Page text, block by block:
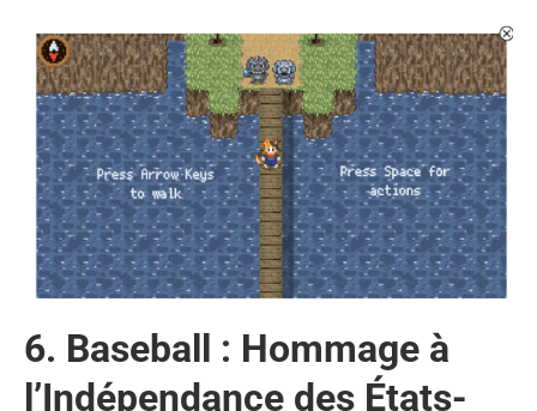
6. Baseball : Hommage à
l’Indépendance des États-